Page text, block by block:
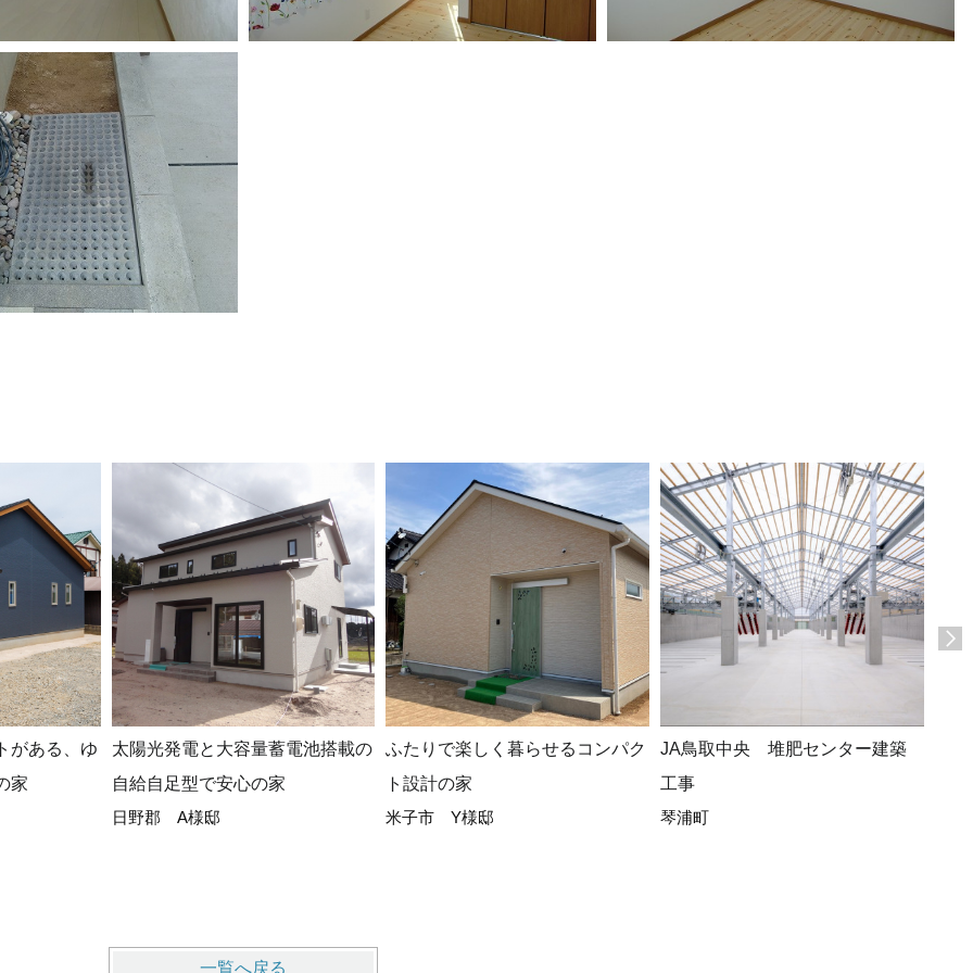
がある、ゆ
家
太陽光発電と大容量蓄電池搭載の
自給自足型で安心の家
日野郡 A様邸
ふたりで楽しく暮らせるコンパク
ト設計の家
米子市 Y様邸
JA鳥取中央 堆肥センター建築
工事
琴浦町
一覧へ戻る